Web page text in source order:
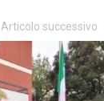
Articolo successivo